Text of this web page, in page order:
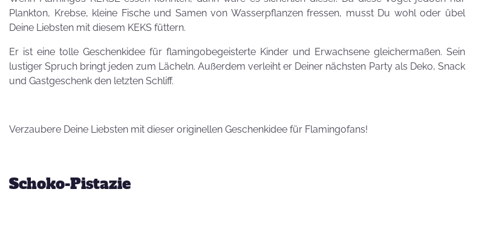
Besuch von
Petra Homeier
Zauberhafte
LogoKEKSE für
Unternehmen
KEKSIdeen für den
KEKSRekorde
Plankton, Krebse, kleine Fische und Samen von Wasserpflanzen fressen, musst Du wohl oder übel
Deine Liebsten mit diesem KEKS füttern.
Er ist eine tolle Geschenkidee für flamingobegeisterte Kinder und Erwachsene gleichermaßen. Sein
lustiger Spruch bringt jeden zum Lächeln. Außerdem verleiht er Deiner nächsten Party als Deko, Snack
und Gastgeschenk den letzten Schliff.
Verzaubere Deine Liebsten mit dieser originellen Geschenkidee für Flamingofans!
Schoko-Pistazie